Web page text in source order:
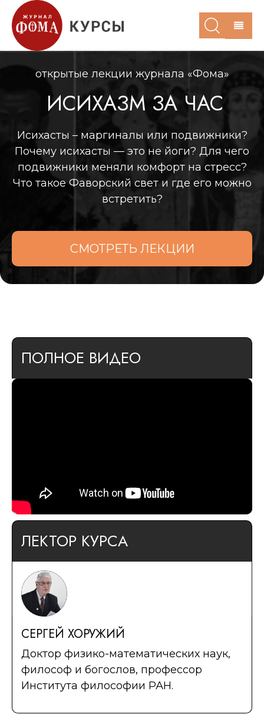
открытые лекции журнала «Фома»
ИСИХАЗМ ЗА ЧАС
Исихасты – маргиналы или подвижники?
Почему исихасты — это не йоги? Для чего
подвижники меняли комфорт на стресс?
Что такое Фаворский свет и где его можно
встретить?
СМОТРЕТЬ ЛЕКЦИИ
ПОЛНОЕ ВИДЕО
ЛЕКТОР КУРСА
СЕРГЕЙ ХОРУЖИЙ
Доктор физико-математических наук,
философ и богослов, профессор
Института философии РАН.